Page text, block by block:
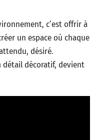
c’est offrir à
un espace où chaque
désiré.
détail décoratif, devient